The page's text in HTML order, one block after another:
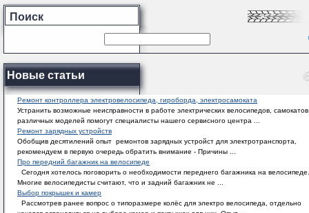
Поиск
Новые статьи
Ремонт контроллера электровелосипеда, гироборда, электросамоката
Устранить возможные неисправности в работе электрических велосипедов, самокатов
различных моделей помогут специалисты нашего сервисного центра ...
Ремонт зарядных устройств
Обобщив десятилений опыт ремонтов зарядных устройст для электротранспорта,
рекомендуем в первую очередь обратить внимание - Причины ...
Про передний багажник на велосипеде
Сегодня хотелось поговорить о необходимости переднего багажника на велосипеде.
Многие велосипедисты считают, что и задний багажник не ...
Выбор покрышек и камер
Рассмотрев ранее вопрос о типоразмере колёс для электро велосипеда, отдельно